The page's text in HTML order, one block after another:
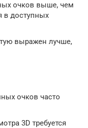
очков выше, чем
в доступных
выражен лучше,
очков часто
3D требуется